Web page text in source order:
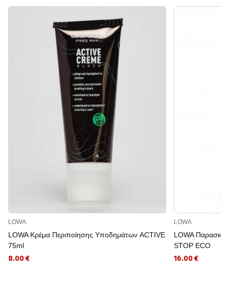
LOWA
LOWA Κρέμα Περιποίησης Υποδημάτων ACTIVE
75ml
8.00 €
LOWA
LOWA
STOP ECO
16.00 €